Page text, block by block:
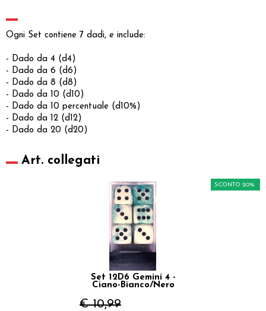
Ogni Set contiene 7 dadi, e include:
- Dado da 4 (d4)
- Dado da 6 (d6)
- Dado da 8 (d8)
- Dado da 10 (d10)
- Dado da 10 percentuale (d10%)
- Dado da 12 (d12)
- Dado da 20 (d20)
Art. collegati
Set 12D6 Gemini 4 -
Ciano-Bianco/Nero
€ 10,99
SCONTO 20%